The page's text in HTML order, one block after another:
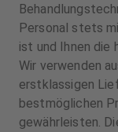
Personal stets
ist und Ihnen die
Wir verwenden
erstklassigen
bestmöglichen
gewährleisten.